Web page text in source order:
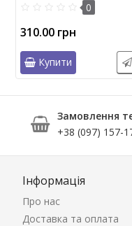
0
310.00 грн
Купити
Замовлення
+38 (097) 157-
Інформація
Про нас
Доставка та оплата